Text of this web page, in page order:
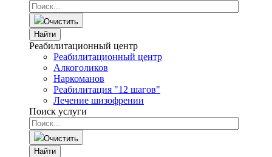
Очистить
Найти
Реабилитационный центр
Реабилитационный центр
Алкоголиков
Наркоманов
Реабилитация "12 шагов"
Лечение шизофрении
Поиск услуги
Очистить
Найти